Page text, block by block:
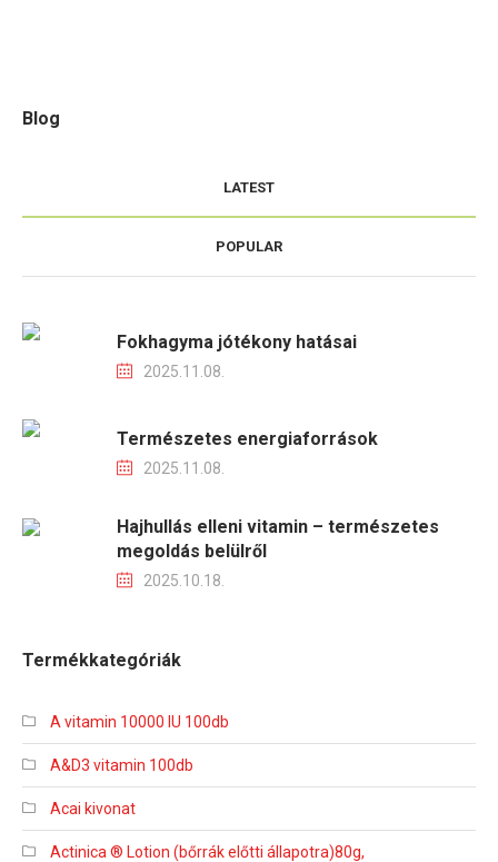
Blog
LATEST
POPULAR
Fokhagyma jótékony hatásai
2025.11.08.
Természetes energiaforrások
2025.11.08.
Hajhullás elleni vitamin – természetes
megoldás belülről
2025.10.18.
Termékkategóriák
A vitamin 10000 IU 100db
A&D3 vitamin 100db
Acai kivonat
Actinica ® Lotion (bőrrák előtti állapotra)80g,